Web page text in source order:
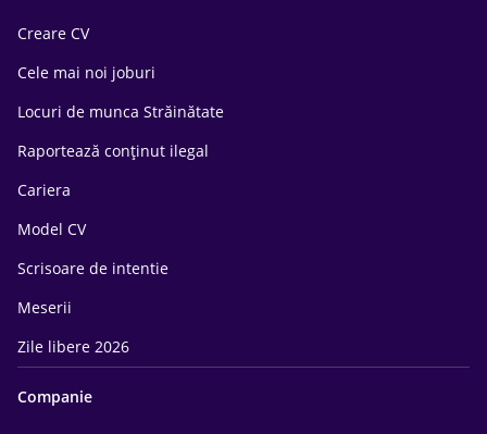
Creare CV
Cele mai noi joburi
Locuri de munca Străinătate
Raportează conținut ilegal
Cariera
Model CV
Scrisoare de intentie
Meserii
Zile libere 2026
Companie